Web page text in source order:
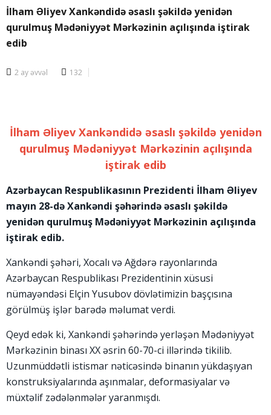
İlham Əliyev Xankəndidə əsaslı şəkildə yenidən
qurulmuş Mədəniyyət Mərkəzinin açılışında iştirak
edib
2 ay əvvəl 132
İlham Əliyev Xankəndidə əsaslı şəkildə yenidən
qurulmuş Mədəniyyət Mərkəzinin açılışında
iştirak edib
Azərbaycan Respublikasının Prezidenti İlham Əliyev
mayın 28-də Xankəndi şəhərində əsaslı şəkildə
yenidən qurulmuş Mədəniyyət Mərkəzinin açılışında
iştirak edib.
Xankəndi şəhəri, Xocalı və Ağdərə rayonlarında
Azərbaycan Respublikası Prezidentinin xüsusi
nümayəndəsi Elçin Yusubov dövlətimizin başçısına
görülmüş işlər barədə məlumat verdi.
Qeyd edək ki, Xankəndi şəhərində yerləşən Mədəniyyət
Mərkəzinin binası XX əsrin 60-70-ci illərində tikilib.
Uzunmüddətli istismar nəticəsində binanın yükdaşıyan
konstruksiyalarında aşınmalar, deformasiyalar və
müxtəlif zədələnmələr yaranmışdı.